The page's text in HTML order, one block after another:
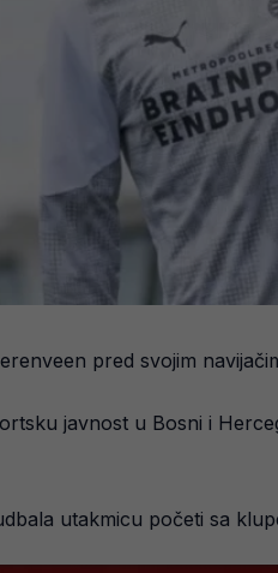
pred svojim
javnost u Bosni i
utakmicu početi sa